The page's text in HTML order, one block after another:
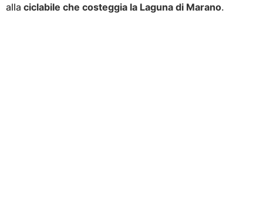
alla ciclabile che costeggia la Laguna di Marano.